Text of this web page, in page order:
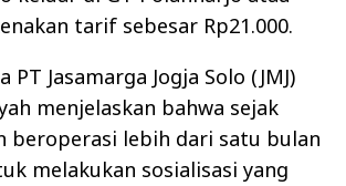
tarif sebesar Rp21.000.
Jasamarga Jogja Solo (JMJ)
menjelaskan bahwa sejak
beroperasi lebih dari satu bulan
melakukan sosialisasi yang